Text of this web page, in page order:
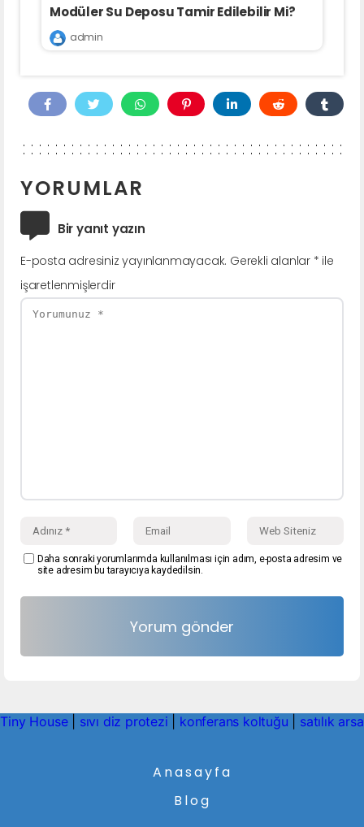
Modüler Su Deposu Tamir Edilebilir Mi?
admin
YORUMLAR
Bir yanıt yazın
E-posta adresiniz yayınlanmayacak. Gerekli alanlar * ile
işaretlenmişlerdir
Daha sonraki yorumlarımda kullanılması için adım, e-posta adresim ve
site adresim bu tarayıcıya kaydedilsin.
Tiny House| sıvı diz protezi konferans koltuğu satılık arsa
Anasayfa
Blog